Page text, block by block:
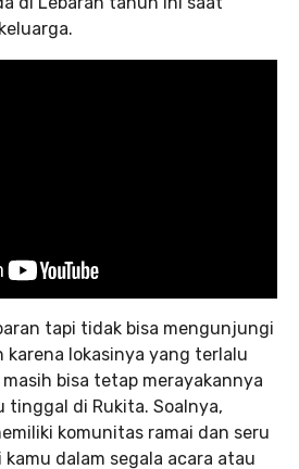
tapi tidak bisa mengunjungi
karena lokasinya yang terlalu
bisa tetap merayakannya
tinggal di Rukita. Soalnya,
komunitas ramai dan seru
dalam segala acara atau